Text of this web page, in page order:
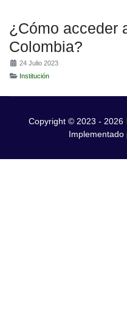
¿Cómo acceder
Colombia?
24 Julio 2023
Institución
Copyright © 2023 - 2026
Implementado